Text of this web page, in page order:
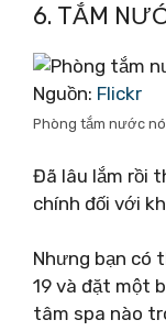
6. TẮM
Nguồn: Flickr
Phòng tắm nước
Đã lâu lắm rồi
chính đối với
Nhưng bạn có
19 và đặt một
tâm spa nào